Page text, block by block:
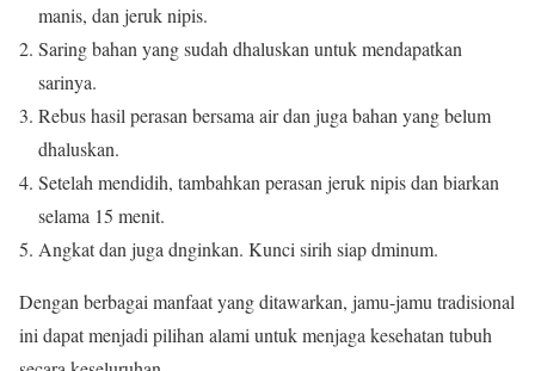
manis, dan jeruk nipis.
Saring bahan yang sudah dhaluskan untuk mendapatkan
sarinya.
Rebus hasil perasan bersama air dan juga bahan yang belum
dhaluskan.
Setelah mendidih, tambahkan perasan jeruk nipis dan biarkan
selama 15 menit.
Angkat dan juga dnginkan. Kunci sirih siap dminum.
Dengan berbagai manfaat yang ditawarkan, jamu-jamu tradisional
ini dapat menjadi pilihan alami untuk menjaga kesehatan tubuh